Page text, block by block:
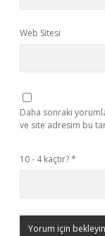
Web Sitesi
Daha sonraki
ve site adresim bu
10 - 4 kaçtır?*